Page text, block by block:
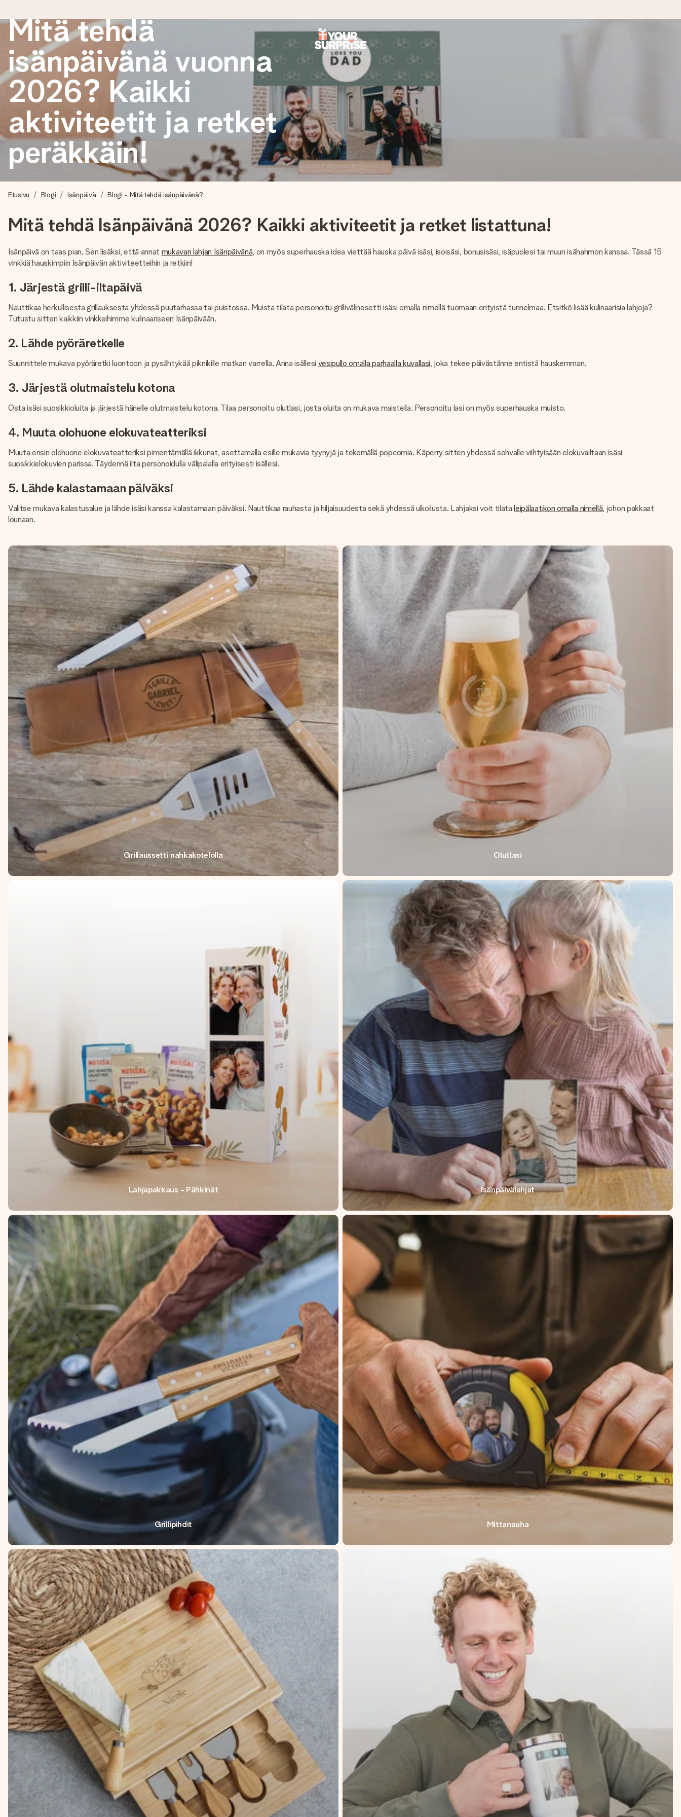
Tilaa tänään, lähetys 1 arkipäivässä
Valmistamme lahjasi huolella ja lähetämme sen hetkessä, jotta voit antaa sen juuri oikeaan aikaan, kun sillä on eniten
merkitystä.
4,8 (+15 000 arvostelun perusteella)
Lahjamme inspiroivat. Asiakkaiden arvosana on 4,8 Google Reviewsissä.
Ilmainen tervehdyskortti
Tilaa tänään – personoitu lahja valmistuu ja lähtee matkaan nopeammin kuin ehdit sanoa “yllätys!”
Mitä tehdä
isänpäivänä vuonna
2026? Kaikki
aktiviteetit ja retket
peräkkäin!
Etusivu Blogi Isänpäivä Blogi - Mitä tehdä isänpäivänä?
Mitä tehdä Isänpäivänä 2026? Kaikki aktiviteetit ja retket listattuna!
Isänpäivä on taas pian. Sen lisäksi, että annat mukavan lahjan Isänpäivänä, on myös superhauska idea viettää hauska päivä isäsi, isoisäsi, bonusisäsi, isäpuolesi tai muun isähahmon kanssa. Tässä 15
vinkkiä hauskimpiin Isänpäivän aktiviteetteihin ja retkiin!
1. Järjestä grilli-iltapäivä
Nauttikaa herkullisesta grillauksesta yhdessä puutarhassa tai puistossa. Muista tilata personoitu grillivälinesetti isäsi omalla nimellä tuomaan erityistä tunnelmaa. Etsitkö lisää kulinaarisia lahjoja?
Tutustu sitten kaikkiin vinkkeihimme kulinaariseen Isänpäivään.
2. Lähde pyöräretkelle
Suunnittele mukava pyöräretki luontoon ja pysähtykää piknikille matkan varrella. Anna isällesi vesipullo omalla parhaalla kuvallasi, joka tekee päivästänne entistä hauskemman.
3. Järjestä olutmaistelu kotona
Osta isäsi suosikkioluita ja järjestä hänelle olutmaistelu kotona. Tilaa personoitu olutlasi, josta oluita on mukava maistella. Personoitu lasi on myös superhauska muisto.
4. Muuta olohuone elokuvateatteriksi
Muuta ensin olohuone elokuvateatteriksi pimentämällä ikkunat, asettamalla esille mukavia tyynyjä ja tekemällä popcornia. Käperry sitten yhdessä sohvalle viihtyisään elokuvailtaan isäsi
suosikkielokuvien parissa. Täydennä ilta personoidulla välipalalla erityisesti isällesi.
5. Lähde kalastamaan päiväksi
Valitse mukava kalastusalue ja lähde isäsi kanssa kalastamaan päiväksi. Nauttikaa rauhasta ja hiljaisuudesta sekä yhdessä ulkoilusta. Lahjaksi voit tilataleipälaatikon omalla nimellä, johon pakkaat
lounaan.
Grillaussetti nahkakotelolla Olutlasi
Lahjapakkaus - Pähkinät Isänpäivälahjat
Grillipihdit Mittanauha